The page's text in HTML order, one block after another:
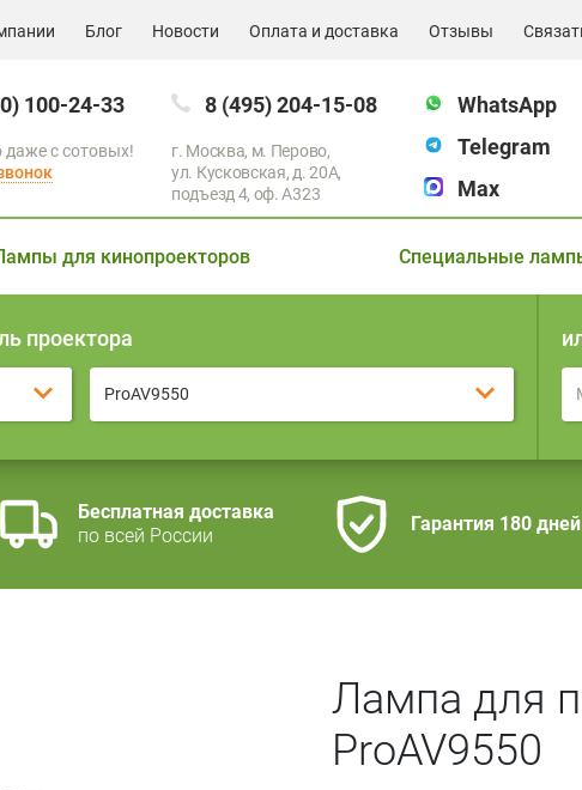
Блог Новости Оплата и доставка Отзывы
100-24-33
даже с сотовых!
8 (495) 204-15-08
г. Москва, м. Перово,
ул. Кусковская, д. 20А,
подъезд 4, оф. A323
WhatsApp
Telegram
Max
для кинопроекторов Специальные
проектора
ProAV9550
Бесплатная доставка
по всей России
Гарантия 180 дней
Лампа для
ProAV9550